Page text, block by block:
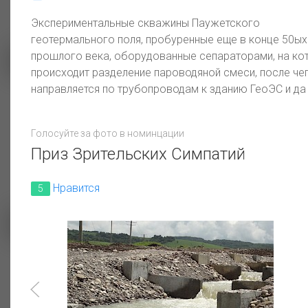
Ядовитый закат
"ЛЭП на рассвете"
Взгляд на любимый город
Экспериментальные скважины Паужетского
геотермального поля, пробуренные еще в конце
прошлого века, оборудованные сепараторами, на
происходит разделение пароводяной смеси, после
направляется по трубопроводам к зданию ГеоЭС и да
Голосуйте за фото в номинцации
Приз Зрительских Симпатий
5 Нравится